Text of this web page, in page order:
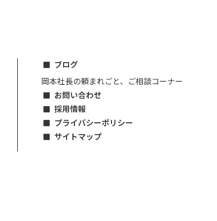
ブログ
岡本社長の頼まれごと、ご相談コーナー
お問い合わせ
採用情報
プライバシーポリシー
サイトマップ